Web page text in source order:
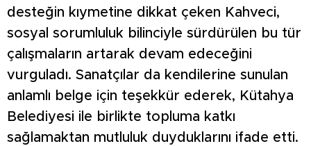
desteğin kıymetine dikkat çeken Kahveci,
sosyal sorumluluk bilinciyle sürdürülen bu tür
çalışmaların artarak devam edeceğini
vurguladı. Sanatçılar da kendilerine sunulan
anlamlı belge için teşekkür ederek, Kütahya
Belediyesi ile birlikte topluma katkı
sağlamaktan mutluluk duyduklarını ifade etti.